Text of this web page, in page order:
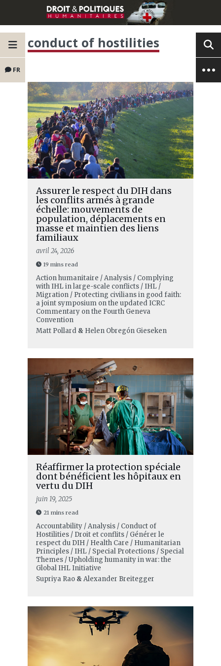
FR
conduct of hostilities
Assurer le respect du DIH dans
les conflits armés à grande
échelle: mouvements de
population, déplacements en
masse et maintien des liens
familiaux
avril 24, 2026
19 mins read
Action humanitaire / Analysis / Complying
with IHL in large-scale conflicts / IHL /
Migration / Protecting civilians in good faith:
a joint symposium on the updated ICRC
Commentary on the Fourth Geneva
Convention
Matt Pollard& Helen Obregón Gieseken
Réaffirmer la protection spéciale
dont bénéficient les hôpitaux en
vertu du DIH
juin 19, 2025
21 mins read
Accountability / Analysis / Conduct of
Hostilities / Droit et conflits / Générer le
respect du DIH / Health Care / Humanitarian
Principles / IHL / Special Protections / Special
Themes / Upholding humanity in war: the
Global IHL Initiative
Supriya Rao& Alexander Breitegger